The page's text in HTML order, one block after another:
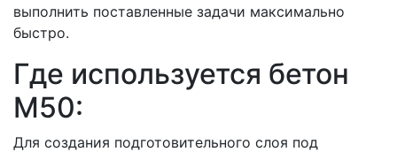
выполнить поставленные задачи максимально
быстро.
Где используется бетон
M50:
Для создания подготовительного слоя под